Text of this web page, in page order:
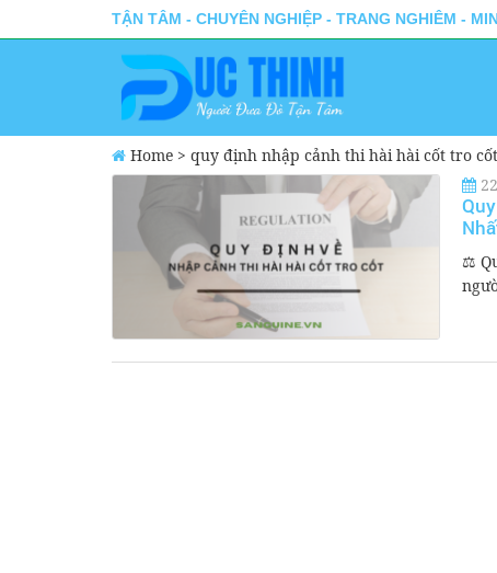
TẬN TÂM - CHUYÊN NGHIỆP - TRANG NGHIÊM -
Home > quy định nhập cảnh thi hài hài cốt tro
⚖️